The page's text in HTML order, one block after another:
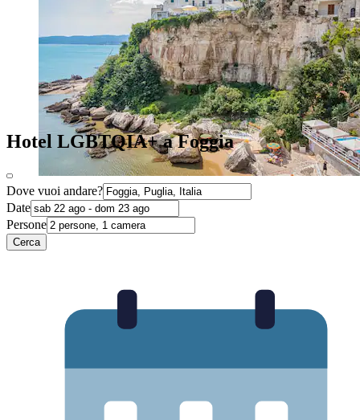
Hotel LGBTQIA+ a Foggia
Dove vuoi andare?
Date
Persone
Cerca